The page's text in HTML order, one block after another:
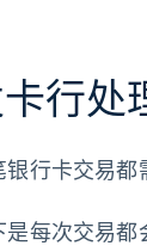
行处
银行卡交易都
是每次交易都